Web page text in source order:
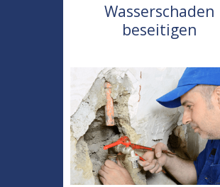
Wasserschaden
beseitigen